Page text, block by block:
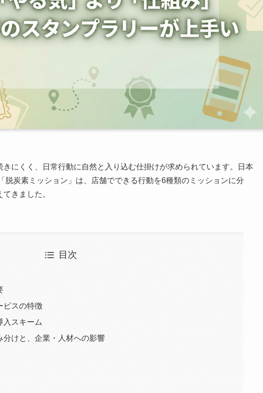
にくく、日常行動に自然と入り込む仕掛けが求められています。日本
脱炭素ミッション」は、店舗でできる行動を6種類のミッションに分
きました。
目次
ビスの特徴
入スキーム
分けと、企業・人材への影響